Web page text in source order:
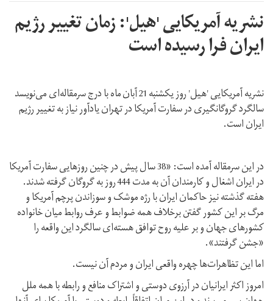
نشریه آمریکایی 'هیل': زمان تغییر رژیم
ایران فرا رسیده است
نشریه آمریکایی 'هیل' روز یکشنبه 21 آبان ماه با درج سرمقاله‌ای می‌نویسد
سالگرد گروگانگیری در سفارت آمریکا در تهران یادآور نیاز به تغییر رژیم
ایران است.
در این سرمقاله آمده است: «38 سال پیش در چنین روزهایی سفارت آمریکا
در ایران اشغال و کارمندان آن به مدت 444 روز به گروگان گرفته شدند.
هفته گذشته نیز حاکمان ایران با رژه موشک و سوزاندن پرچم آمریکا و
مرگ بر این کشور گفتن برخلاف همه ضوابط و عرف روابط میان خانواده
کشورهای جهان و بر علیه روح توافق هسته‌ای سالگرد این واقعه را
«جشن گرفتند».
اما این تظاهرات‌ها چهره واقعی ایران و مردم آن نیست.
امروز اکثر ایرانیان در آرزوی دوستی و اشتراک منافع و رابطه با همه ملل